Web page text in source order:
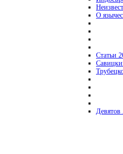
О
Статьи